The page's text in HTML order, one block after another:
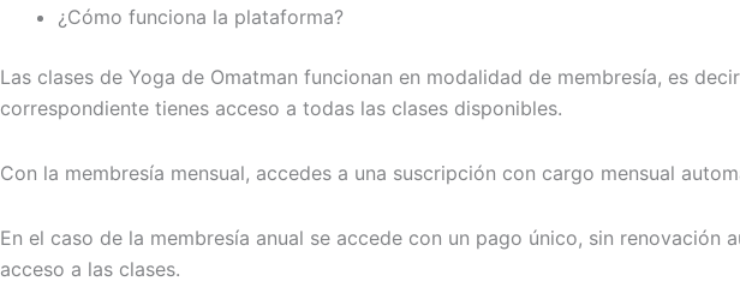
¿Cómo funciona la plataforma?
Las clases de Yoga de Omatman funcionan en modalidad de membresía, es
correspondiente tienes acceso a todas las clases disponibles.
Con la membresía mensual, accedes a una suscripción con cargo mensual
En el caso de la membresía anual se accede con un pago único, sin
acceso a las clases.